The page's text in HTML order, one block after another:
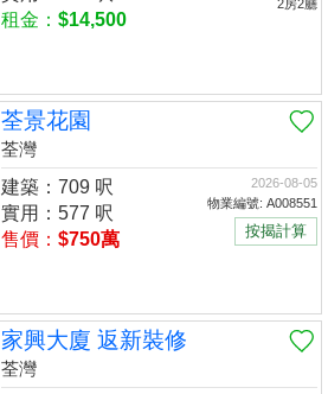
2房2廳
租金： $14,500
荃景花園
荃灣
2026-08-05
物業編號: A008551
按揭計算
建築：709 呎
實用：577 呎
售價： $750萬
家興大廈 返新裝修
荃灣